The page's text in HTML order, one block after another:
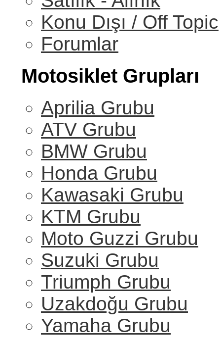
Konu Dışı / Off Topic
Forumlar
Motosiklet Grupları
Aprilia Grubu
ATV Grubu
BMW Grubu
Honda Grubu
Kawasaki Grubu
KTM Grubu
Moto Guzzi Grubu
Suzuki Grubu
Triumph Grubu
Uzakdoğu Grubu
Yamaha Grubu